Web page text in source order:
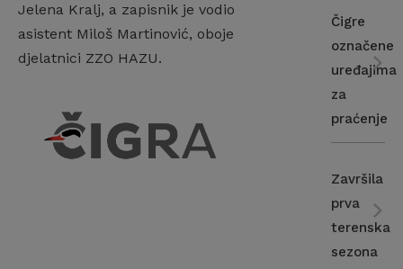
Jelena Kralj, a zapisnik je vodio
asistent Miloš Martinović, oboje
djelatnici ZZO HAZU.
Čigre
označene
uređajima
za
praćenje
Završila
prva
terenska
sezona